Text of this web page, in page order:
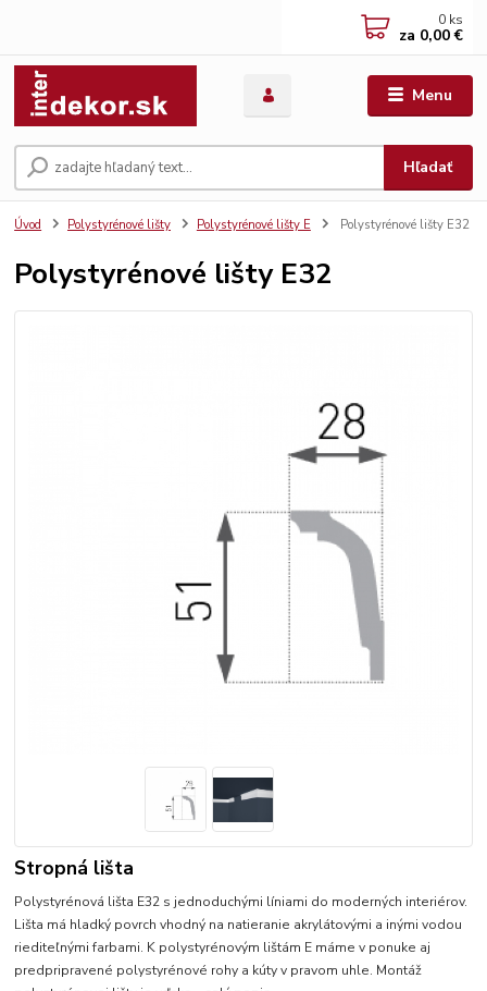
Menu
Hľadať
0 ks
za 0,00 €
Úvod Polystyrénové lišty Polystyrénové lišty E Polystyrénové lišty E32
Polystyrénové lišty E32
Stropná lišta
Polystyrénová lišta E32 s jednoduchými líniami do moderných interiérov.
Lišta má hladký povrch vhodný na natieranie akrylátovými a inými vodou
riediteľnými farbami. K polystyrénovým lištám E máme v ponuke aj
predpripravené polystyrénové rohy a kúty v pravom uhle. Montáž